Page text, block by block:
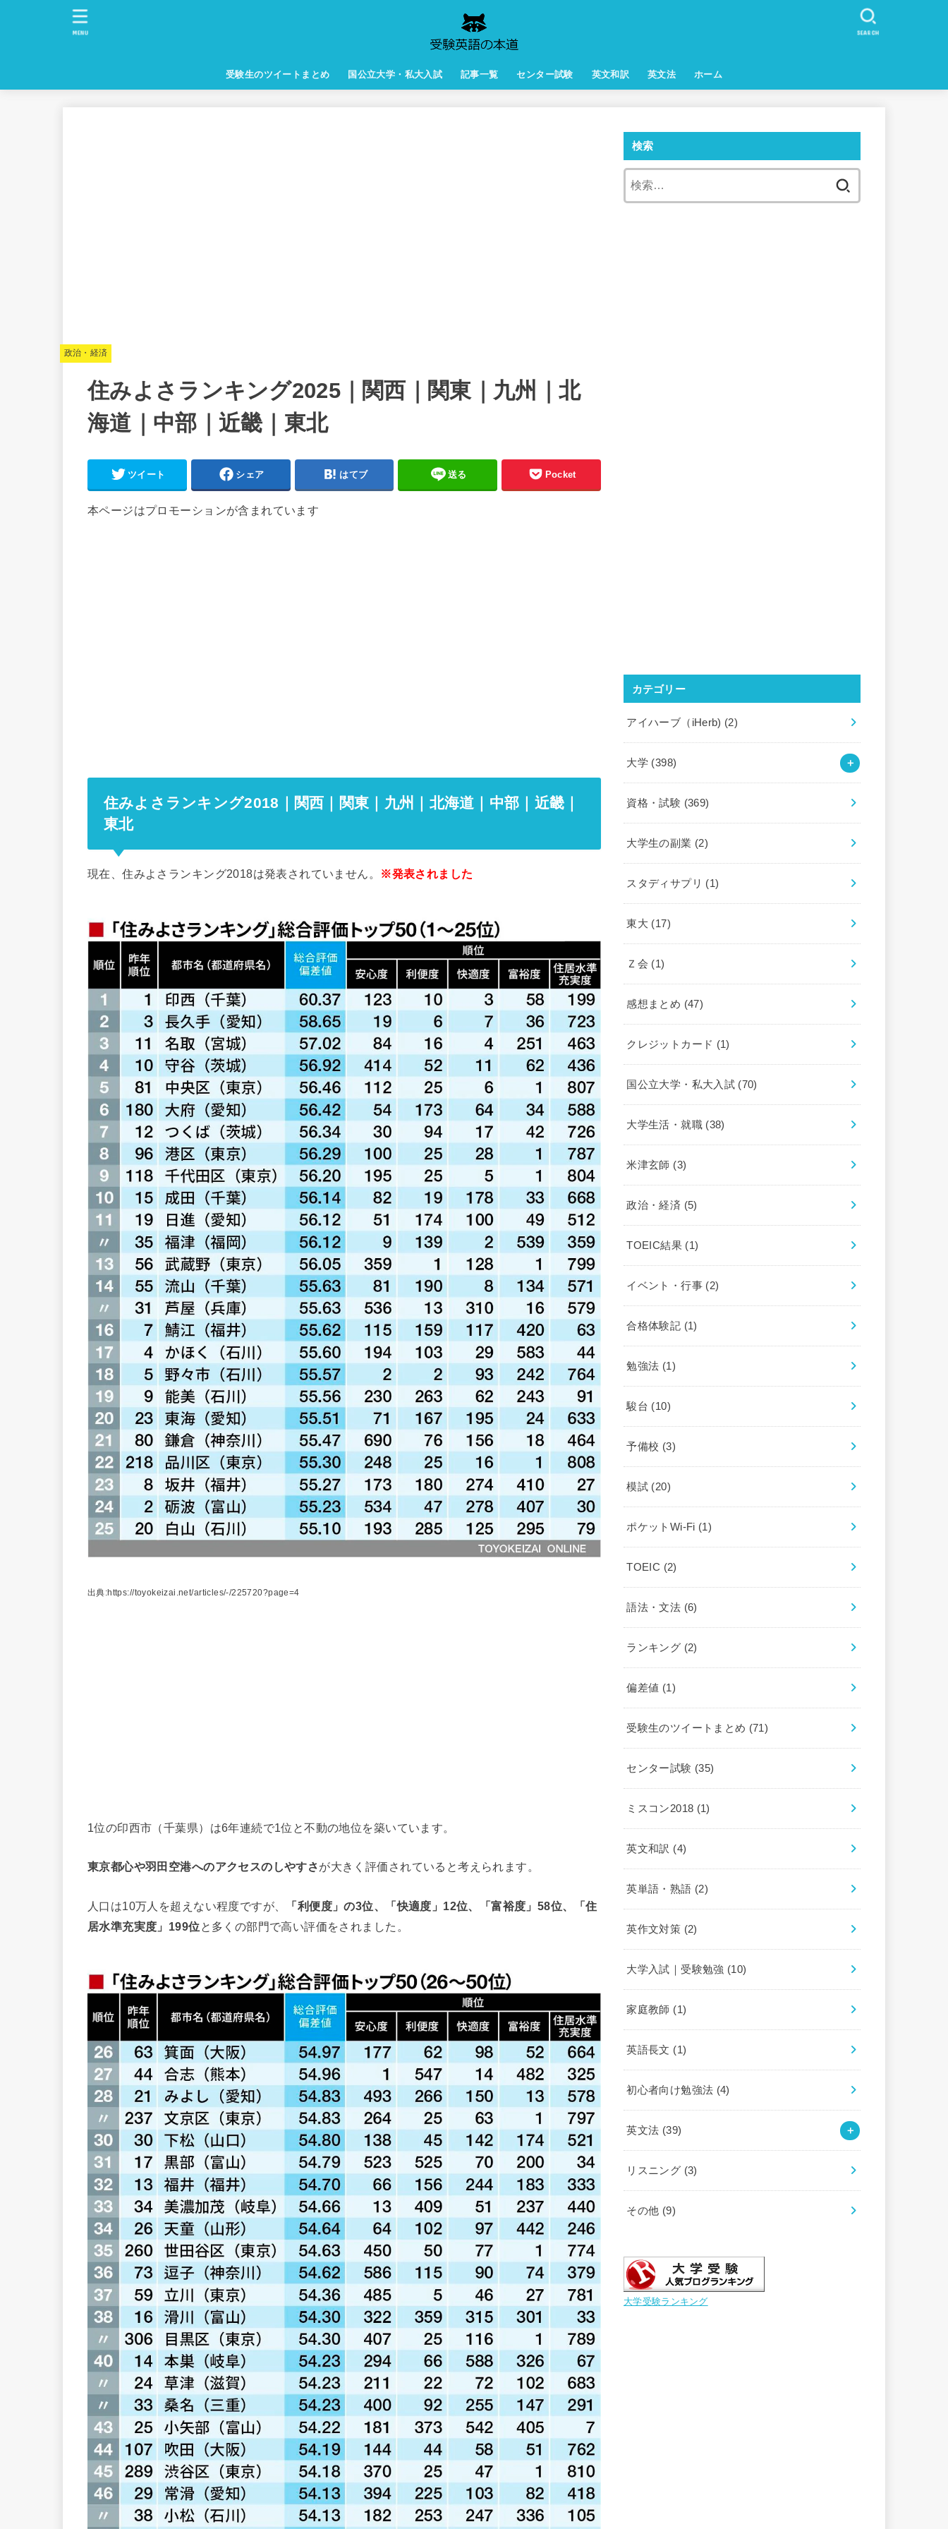
受験生のツイートまとめ 国公立大学・私大入試 記事一覧 センター試験 英文和訳 英文法 ホーム
SEARCH
MENU
政治・経済
住みよさランキング2025｜関西｜関東｜九州｜北
海道｜中部｜近畿｜東北
ツイート シェア はてブ 送る Pocket
本ページはプロモーションが含まれています
住みよさランキング2018｜関西｜関東｜九州｜北海道｜中部｜近畿｜
東北
現在、住みよさランキング2018は発表されていません。 ※発表されました
出典:https://toyokeizai.net/articles/-/225720?page=4
1位の印西市（千葉県）は6年連続で1位と不動の地位を築いています。
東京都心や羽田空港へのアクセスのしやすさが大きく評価されていると考えられます。
人口は10万人を超えない程度ですが、
「利便度」の3位、「快適度」12位、「富裕度」58位、「住
居水準充実度」199位 と多くの部門で高い評価をされました。
検索
カテゴリー
アイハーブ（iHerb) (2)
大学 (398)
資格・試験 (369)
大学生の副業 (2)
スタディサプリ (1)
東大 (17)
Ｚ会 (1)
感想まとめ (47)
クレジットカード (1)
国公立大学・私大入試 (70)
大学生活・就職 (38)
米津玄師 (3)
政治・経済 (5)
TOEIC結果 (1)
イベント・行事 (2)
合格体験記 (1)
勉強法 (1)
駿台 (10)
予備校 (3)
模試 (20)
ポケットWi-Fi (1)
TOEIC (2)
語法・文法 (6)
ランキング (2)
偏差値 (1)
受験生のツイートまとめ (71)
センター試験 (35)
ミスコン2018 (1)
英文和訳 (4)
英単語・熟語 (2)
英作文対策 (2)
大学入試｜受験勉強 (10)
家庭教師 (1)
英語長文 (1)
初心者向け勉強法 (4)
英文法 (39)
リスニング (3)
その他 (9)
大学受験ランキング